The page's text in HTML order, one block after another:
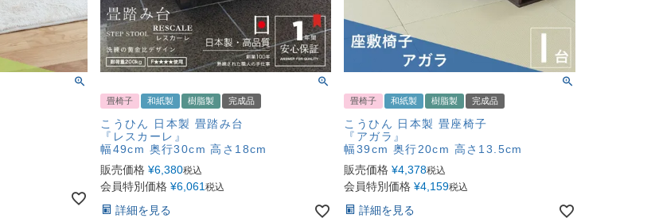
畳椅子 和紙製 樹脂製 完成品
こうひん 日本製 畳踏み台
『レスカーレ』
幅49cm 奥行30cm 高さ18cm
販売価格 ¥6,380税込
会員特別価格 ¥6,061税込
詳細を見る
畳椅子 和紙製 樹脂製 完成品
こうひん 日本製 畳座椅子
『アガラ』
幅39cm 奥行20cm 高さ13.5cm
販売価格 ¥4,378税込
会員特別価格 ¥4,159税込
詳細を見る